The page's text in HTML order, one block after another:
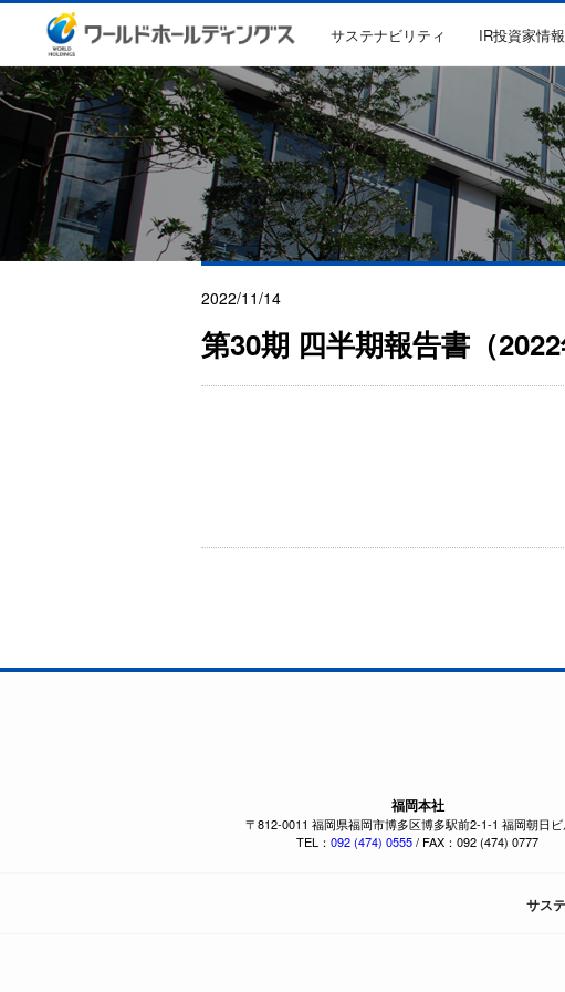
サステナビリティ IR投資家情報
2022/11/14
第30期 四半期報告書（
福岡本社
〒812-0011 福岡県福岡市博多区博多駅前2-1-1 福岡朝日
TEL： 092 (474) 0555/ FAX：092 (474) 0777
サス